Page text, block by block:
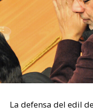
La defensa del edil